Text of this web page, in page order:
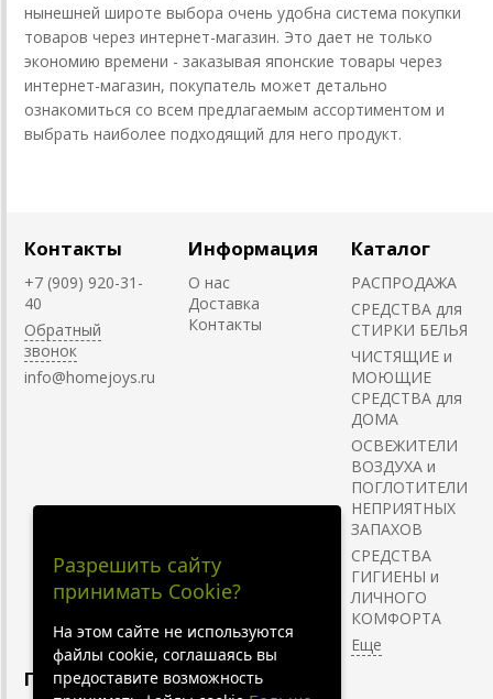
нынешней широте выбора очень удобна система покупки
товаров через интернет-магазин. Это дает не только
экономию времени - заказывая японские товары через
интернет-магазин, покупатель может детально
ознакомиться со всем предлагаемым ассортиментом и
выбрать наиболее подходящий для него продукт.
Контакты
+7 (909) 920-31-
40
Обратный
звонок
info@homejoys.ru
Информация
О нас
Доставка
Контакты
Каталог
РАСПРОДАЖА
СРЕДСТВА для
СТИРКИ БЕЛЬЯ
ЧИСТЯЩИЕ и
МОЮЩИЕ
СРЕДСТВА для
ДОМА
ОСВЕЖИТЕЛИ
ВОЗДУХА и
ПОГЛОТИТЕЛИ
НЕПРИЯТНЫХ
ЗАПАХОВ
СРЕДСТВА
ГИГИЕНЫ и
ЛИЧНОГО
КОМФОРТА
Главная
Разрешить сайту
принимать Cookie?
На этом сайте не используются
файлы cookie, соглашаясь вы
предоставите возможность